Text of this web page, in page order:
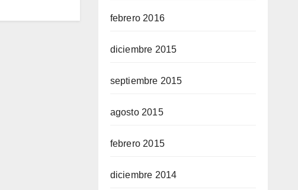
febrero 2016
diciembre 2015
septiembre 2015
agosto 2015
febrero 2015
diciembre 2014